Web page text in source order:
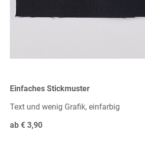
Einfaches Stickmuster
Text und wenig Grafik, einfarbig
ab € 3,90